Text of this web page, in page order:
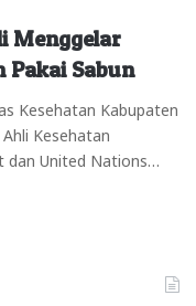
Menggelar
Pakai Sabun
Kesehatan Kabupaten
Kesehatan
dan United Nations…